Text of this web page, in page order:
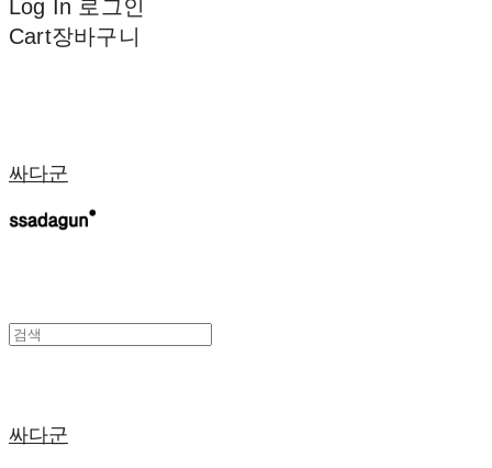
Log In 로그인
Cart장바구니
싸다군
싸다군